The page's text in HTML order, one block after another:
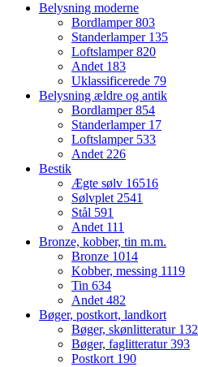
Belysning moderne
Bordlamper803
Standerlamper 135
Loftslamper820
Andet 183
Uklassificerede 79
Belysning ældre og antik
Bordlamper854
Standerlamper 17
Loftslamper 533
Andet 226
Bestik
Ægte sølv 16516
Sølvplet 2541
Stål 591
Andet 111
Bronze, kobber, tin m.m.
Bronze 1014
Kobber, messing 1119
Tin 634
Andet 482
Bøger, postkort, landkort
Bøger, skønlitteratur 132
Bøger, faglitteratur393
Postkort 190